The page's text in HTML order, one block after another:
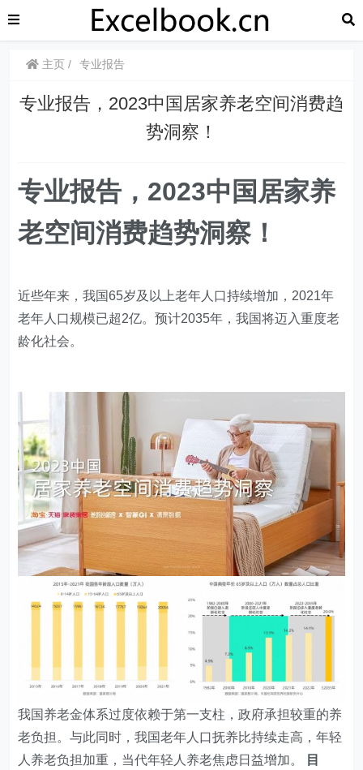
主页 专业报告
​​专业报告，2023中国居家养老空间消费趋
势洞察！
专业报告，2023中国居家养
老空间消费趋势洞察！
近些年来，我国65岁及以上老年人口持续增加，2021年
老年人口规模已超2亿。预计2035年，我国将迈入重度老
龄化社会。
我国养老金体系过度依赖于第一支柱，政府承担较重的养
老负担。与此同时，我国老年人口抚养比持续走高，年轻
人养老负担加重，当代年轻人养老焦虑日益增加。
目